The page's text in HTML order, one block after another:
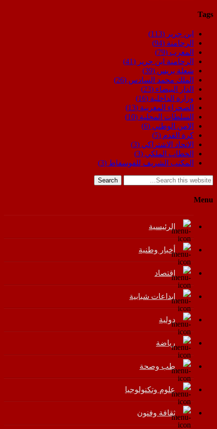
Tags
ابن جرير (113)
الرحامنة (94)
المغرب (79)
الرحامنة ابن جرير (41)
شعلة بريس (39)
الملك محمد السادس (26)
الدار البيضاء (23)
وزارة الداخلية (16)
الصحراء المغربية (13)
السلطات المحلية (10)
الامن الوطني (6)
كرة القدم (5)
الاتحاد الاشتراكي (3)
الخطاب الملكي (3)
المكتب الشريف للفوسفاط (3)
Search
Menu
الرئيسية
أخبار وطنية
اقتصاد
إبداعات شبابية
دولية
رياضة
طب وصحة
علوم وتكنولوجيا
ثقافة وفنون